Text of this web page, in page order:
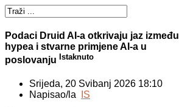
Podaci Druid AI-a otkrivaju jaz između
hypea i stvarne primjene AI-a u
poslovanju Istaknuto
Srijeda, 20 Svibanj 2026 18:10
Napisao/la
IS